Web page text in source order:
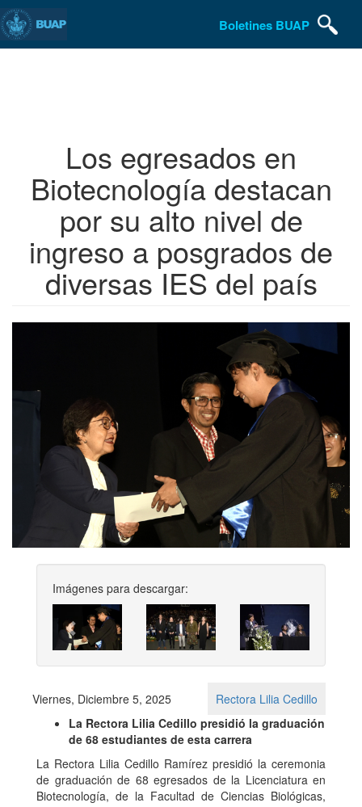
Boletines BUAP
Los egresados en
Biotecnología destacan
por su alto nivel de
ingreso a posgrados de
diversas IES del país
Imágenes para descargar:
Previous Next
Viernes, Diciembre 5, 2025
Rectora Lilia Cedillo
La Rectora Lilia Cedillo presidió la graduación
de 68 estudiantes de esta carrera
La Rectora Lilia Cedillo Ramírez presidió la ceremonia
de graduación de 68 egresados de la Licenciatura en
Biotecnología, de la Facultad de Ciencias Biológicas,